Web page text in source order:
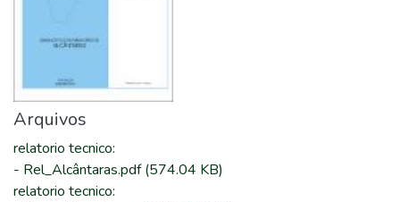
Arquivos
relatorio tecnico:
- Rel_Alcântaras.pdf(574.04 KB)
relatorio tecnico: